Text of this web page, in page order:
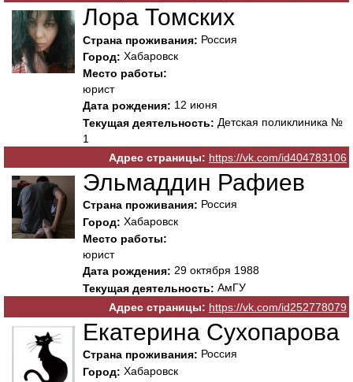
Лора Томских
Страна проживания: Россия
Город: Хабаровск
Место работы:
юрист
Дата рождения: 12 июня
Текущая деятельность: Детская поликлиника №
1
Адрес страницы: https://vk.com/id404783106
Эльмаддин Рафиев
Страна проживания: Россия
Город: Хабаровск
Место работы:
юрист
Дата рождения: 29 октября 1988
Текущая деятельность: АмГУ
Адрес страницы: https://vk.com/id252778079
Екатерина Сухопарова
Страна проживания: Россия
Город: Хабаровск